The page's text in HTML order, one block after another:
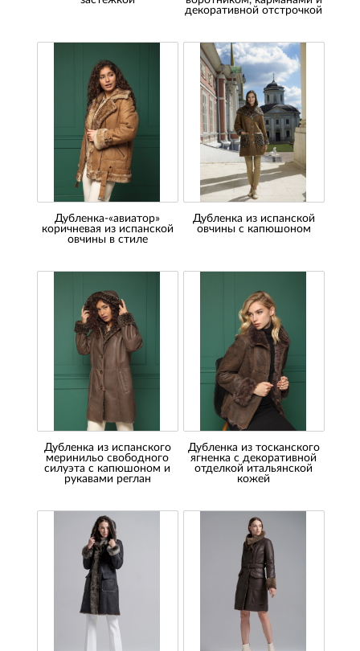
декоративной отстрочкой
Дубленка-«авиатор»
коричневая из испанской
овчины в стиле
Дубленка из испанской
овчины с капюшоном
Дубленка из испанского
меринильо свободного
силуэта с капюшоном и
рукавами реглан
Дубленка из тосканского
ягненка с декоративной
отделкой итальянской
кожей